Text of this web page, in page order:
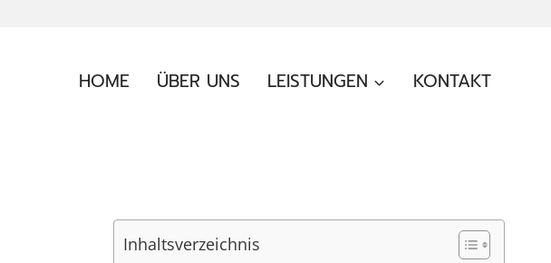
HOME ÜBER UNS LEISTUNGEN KONTAKT
Inhaltsverzeichnis